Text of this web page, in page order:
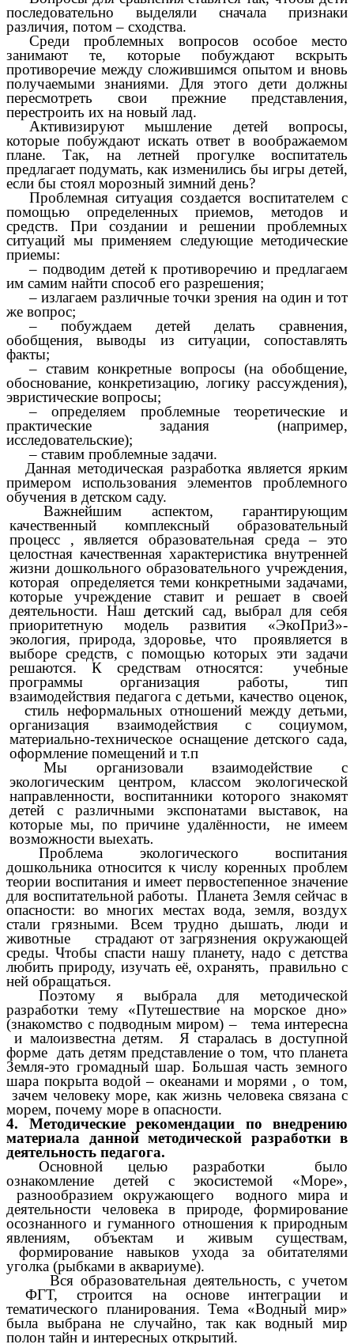
последовательно выделяли сначала признаки
различия, потом – сходства.
Среди проблемных вопросов особое место
занимают те, которые побуждают вскрыть
противоречие между сложившимся опытом и вновь
получаемыми знаниями. Для этого дети должны
пересмотреть свои прежние представления,
перестроить их на новый лад.
Активизируют мышление детей вопросы,
которые побуждают искать ответ в воображаемом
плане. Так, на летней прогулке воспитатель
предлагает подумать, как изменились бы игры детей,
если бы стоял морозный зимний день?
Проблемная ситуация создается воспитателем с
помощью определенных приемов, методов и
средств. При создании и решении проблемных
ситуаций мы применяем следующие методические
приемы:
– подводим детей к противоречию и предлагаем
им самим найти способ его разрешения;
– излагаем различные точки зрения на один и тот
же вопрос;
– побуждаем детей делать сравнения,
обобщения, выводы из ситуации, сопоставлять
факты;
– ставим конкретные вопросы (на обобщение,
обоснование, конкретизацию, логику рассуждения),
эвристические вопросы;
– определяем проблемные теоретические и
практические задания (например,
исследовательские);
– ставим проблемные задачи.
Данная методическая разработка является ярким
примером использования элементов проблемного
обучения в детском саду.
Важнейшим аспектом, гарантирующим
качественный комплексный образовательный
процесс , является образовательная среда – это
целостная качественная характеристика внутренней
жизни дошкольного образовательного учреждения,
которая определяется теми конкретными задачами,
которые учреждение ставит и решает в своей
деятельности. Наш детский сад, выбрал для себя
приоритетную модель развития «ЭкоПриЗ»-
экология, природа, здоровье, что проявляется в
выборе средств, с помощью которых эти задачи
решаются. К средствам относятся: учебные
программы организация работы, тип
взаимодействия педагога с детьми, качество оценок,
стиль неформальных отношений между детьми,
организация взаимодействия с социумом,
материально-техническое оснащение детского сада,
оформление помещений и т.п
Мы организовали взаимодействие с
экологическим центром, классом экологической
направленности, воспитанники которого знакомят
детей с различными экспонатами выставок, на
которые мы, по причине удалённости, не имеем
возможности выехать.
Проблема экологического воспитания
дошкольника относится к числу коренных проблем
теории воспитания и имеет первостепенное значение
для воспитательной работы. Планета Земля сейчас в
опасности: во многих местах вода, земля, воздух
стали грязными. Всем трудно дышать, люди и
животные страдают от загрязнения окружающей
среды. Чтобы спасти нашу планету, надо с детства
любить природу, изучать её, охранять, правильно с
ней обращаться.
Поэтому я выбрала для методической
разработки тему «Путешествие на морское дно»
(знакомство с подводным миром) – тема интересна
и малоизвестна детям. Я старалась в доступной
форме дать детям представление о том, что планета
Земля-это громадный шар. Большая часть земного
шара покрыта водой – океанами и морями , о том,
зачем человеку море, как жизнь человека связана с
морем, почему море в опасности.
4. Методические рекомендации по внедрению
материала данной методической разработки в
деятельность педагога.
Основной целью разработки было
ознакомление детей с экосистемой «Море»,
разнообразием окружающего водного мира и
деятельности человека в природе, формирование
осознанного и гуманного отношения к природным
явлениям, объектам и живым существам,
формирование навыков ухода за обитателями
уголка (рыбками в аквариуме).
Вся образовательная деятельность, с учетом
ФГТ, строится на основе интеграции и
тематического планирования. Тема «Водный мир»
была выбрана не случайно, так как водный мир
полон тайн и интересных открытий.